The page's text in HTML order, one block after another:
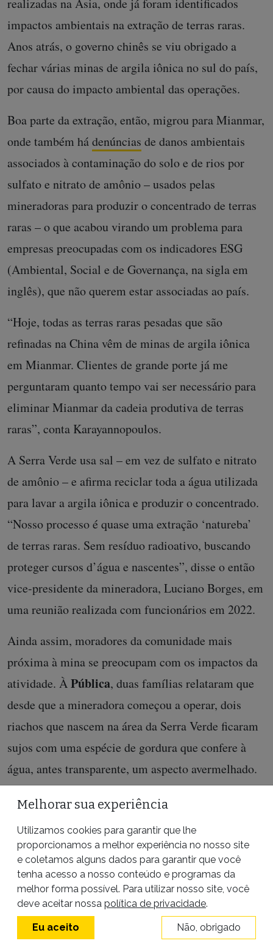
impactos ambientais na extração de terras raras.
Anos atrás, o governo chinês se viu obrigado a
fechar várias minas de argila iônica no sul do país,
por causa do impacto ambiental das operações.
Boa parte da extração, então, migrou para Mianmar,
onde também hádenúncias de danos ambientais
associados à contaminação do solo e de rios por
sulfato e nitrato de amônio – usados pelas
mineradoras para produzir o concentrado de terras
raras – o que acabou virando um problema para
empresas preocupadas com os indicadores ESG
(Ambiental, Social e de Governança, na sigla em
inglês), que não querem estar associadas ao país.
“Hoje, todas as terras raras pesadas que são
refinadas na China vêm de minas de argila iônica
em Mianmar. Clientes de grande porte já me
perguntaram quanto tempo vai ser necessário para
eliminar Mianmar da cadeia produtiva de terras
raras”, conta Karayannopoulos.
A Serra Verde usa sal – em vez de sulfato e nitrato
de amônio – e afirma reciclar toda a água utilizada
para lavar a argila iônica e produzir o concentrado.
“Nosso processo é quase uma extração ‘natureba’
de terras raras. Sem resíduo radioativo, buscando
proteger cursos d’água e nascentes”, disse o então
vice-presidente da mineradora, Luciano Borges, em
uma reunião realizada com funcionários em 2022.
Ainda assim, moradores da comunidade mais
próxima à mina se preocupam com os impactos da
atividade. ÀPública, duas famílias relataram que
desde que a mineradora começou a operar, dois
riachos que nascem na área da Serra Verde ficaram
sujos com uma espécie de gordura que confere à
água, antes transparente, um aspecto avermelhado.
No fim do ano passado, o pequeno agricultor
casos de abortos em sequência entre suas vacas, que
bebem água nos riachos. Ele diz que nunca tinha
visto nada parecido. Segundo as famílias,
representantes da empresa foram alertados e já
foram às propriedades coletar amostras da água,
Melhorar sua experiência
Utilizamos cookies para garantir que lhe
proporcionamos a melhor experiência no nosso site
e coletamos alguns dados para garantir que você
tenha acesso a nosso conteúdo e programas da
melhor forma possível. Para utilizar nosso site, você
deve aceitar nossa política de privacidade.
Eu aceito Não, obrigado